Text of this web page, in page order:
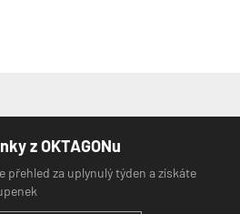
z OKTAGONu
přehled za uplynulý týden a získáte